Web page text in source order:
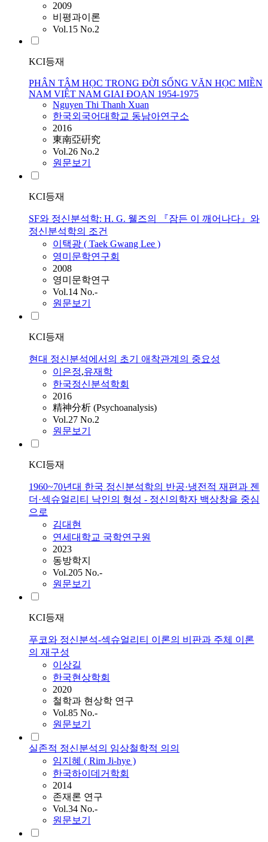
2009
비평과이론
Vol.15 No.2
KCI등재
PHÂN TÂM HỌC TRONG ĐỜI SỐNG VĂN HỌC MIỀN
NAM VIỆT NAM GIAI ĐOẠN 1954-1975
Nguyen Thi Thanh Xuan
한국외국어대학교 동남아연구소
2016
東南亞硏究
Vol.26 No.2
원문보기
KCI등재
SF와 정신분석학: H. G. 웰즈의 『잠든 이 깨어나다』와
정신분석학의 조건
이택광 ( Taek Gwang Lee )
영미문학연구회
2008
영미문학연구
Vol.14 No.-
원문보기
KCI등재
현대 정신분석에서의 초기 애착관계의 중요성
이은정,유재학
한국정신분석학회
2016
精神分析 (Psychoanalysis)
Vol.27 No.2
원문보기
KCI등재
1960~70년대 한국 정신분석학의 반공·냉전적 재편과 젠
더·섹슈얼리티 낙인의 형성 - 정신의학자 백상창을 중심
으로
김대현
연세대학교 국학연구원
2023
동방학지
Vol.205 No.-
원문보기
KCI등재
푸코와 정신분석-섹슈얼리티 이론의 비판과 주체 이론
의 재구성
이상길
한국현상학회
2020
철학과 현상학 연구
Vol.85 No.-
원문보기
실존적 정신분석의 임상철학적 의의
임지혜 ( Rim Ji-hye )
한국하이데거학회
2014
존재론 연구
Vol.34 No.-
원문보기